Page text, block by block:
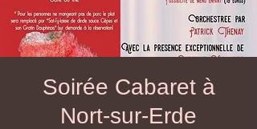
Soirée Cabaret à
Nort-sur-Erde